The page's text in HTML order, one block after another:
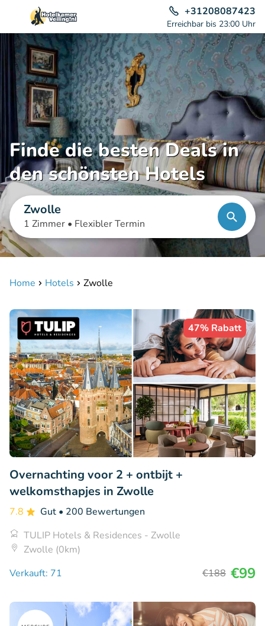
+31208087423
Erreichbar bis 23:00 Uhr
Finde die besten Deals in
den schönsten Hotels
Zwolle
1 Zimmer • Flexibler Termin
Home Hotels Zwolle
47% Rabatt
Overnachting voor 2 + ontbijt +
welkomsthapjes in Zwolle
7.8 Gut • 200 Bewertungen
TULIP Hotels & Residences - Zwolle
Zwolle (0km)
Verkauft: 71
€188 €99